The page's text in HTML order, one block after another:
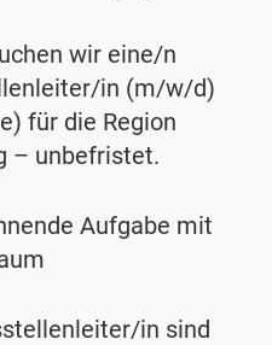
wir eine/n
in (m/w/d)
für die Region
– unbefristet.
Aufgabe mit
in sind